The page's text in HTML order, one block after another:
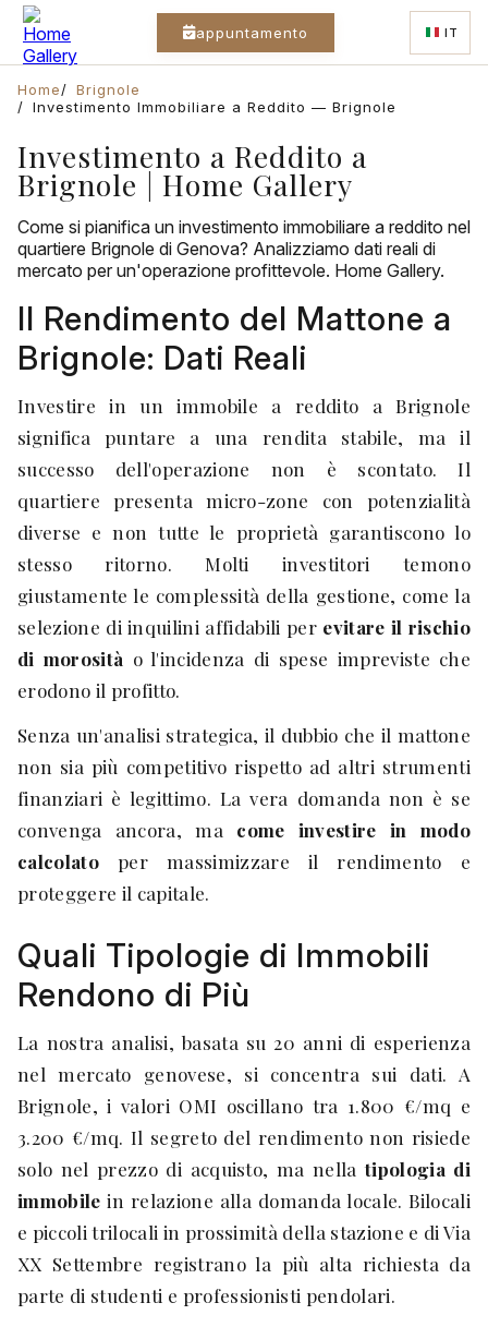
appuntamento IT
Home
Brignole
Investimento Immobiliare a Reddito — Brignole
Investimento a Reddito a
Brignole | Home Gallery
Come si pianifica un investimento immobiliare a reddito nel
quartiere Brignole di Genova? Analizziamo dati reali di
mercato per un'operazione profittevole. Home Gallery.
Il Rendimento del Mattone a
Brignole: Dati Reali
Investire in un immobile a reddito a Brignole
significa puntare a una rendita stabile, ma il
successo dell'operazione non è scontato. Il
quartiere presenta micro-zone con potenzialità
diverse e non tutte le proprietà garantiscono lo
stesso ritorno. Molti investitori temono
giustamente le complessità della gestione, come la
selezione di inquilini affidabili per evitare il rischio
di morosità o l'incidenza di spese impreviste che
erodono il profitto.
Senza un'analisi strategica, il dubbio che il mattone
non sia più competitivo rispetto ad altri strumenti
finanziari è legittimo. La vera domanda non è se
convenga ancora, ma come investire in modo
calcolatoper massimizzare il rendimento e
proteggere il capitale.
Quali Tipologie di Immobili
Rendono di Più
La nostra analisi, basata su 20 anni di esperienza
nel mercato genovese, si concentra sui dati. A
Brignole, i valori OMI oscillano tra 1.800 €/mq e
3.200 €/mq. Il segreto del rendimento non risiede
solo nel prezzo di acquisto, ma nellatipologia di
immobile in relazione alla domanda locale. Bilocali
e piccoli trilocali in prossimità della stazione e di Via
XX Settembre registrano la più alta richiesta da
parte di studenti e professionisti pendolari.